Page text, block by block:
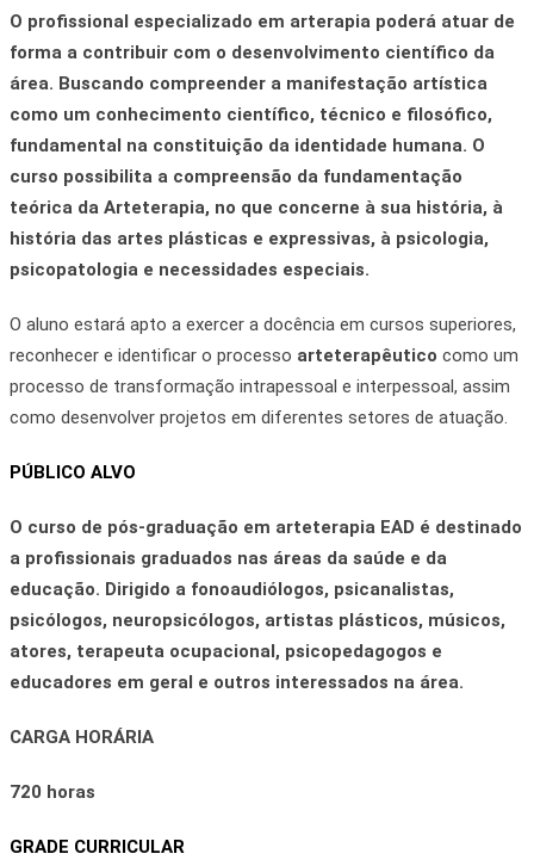
O profissional especializado em arterapia poderá atuar de
forma a contribuir com o desenvolvimento científico da
área. Buscando compreender a manifestação artística
como um conhecimento científico, técnico e filosófico,
fundamental na constituição da identidade humana. O
curso possibilita a compreensão da fundamentação
teórica da Arteterapia, no que concerne à sua história, à
história das artes plásticas e expressivas, à psicologia,
psicopatologia e necessidades especiais.
O aluno estará apto a exercer a docência em cursos superiores,
reconhecer e identificar o processo arteterapêutico como um
processo de transformação intrapessoal e interpessoal, assim
como desenvolver projetos em diferentes setores de atuação.
PÚBLICO ALVO
O curso de pós-graduação em arteterapia EAD é destinado
a profissionais graduados nas áreas da saúde e da
educação. Dirigido a fonoaudiólogos, psicanalistas,
psicólogos, neuropsicólogos, artistas plásticos, músicos,
atores, terapeuta ocupacional, psicopedagogos e
educadores em geral e outros interessados na área.
CARGA HORÁRIA
720 horas
GRADE CURRICULAR